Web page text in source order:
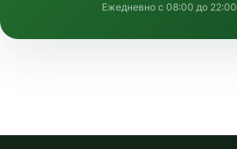
Ежедневно с 08:00 до 22:00